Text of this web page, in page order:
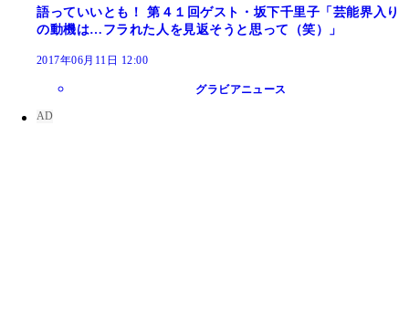
語っていいとも！ 第４１回ゲスト・坂下千里子「芸能界入り
の動機は…フラれた人を見返そうと思って（笑）」
2017年06月11日 12:00
グラビアニュース